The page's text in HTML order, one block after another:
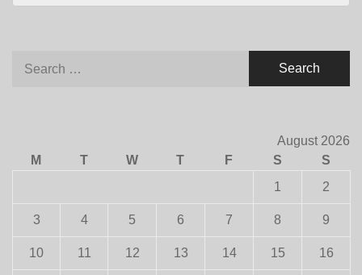
August 2026
M
T W T F S
S
1
2
3 4 5 6 7 8 9
10 11 12 13 14 15 16